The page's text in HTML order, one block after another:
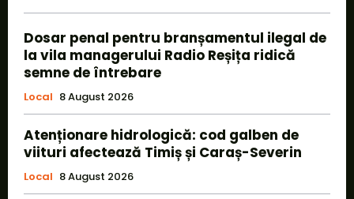
Dosar penal pentru branșamentul ilegal de
la vila managerului Radio Reșița ridică
semne de întrebare
Local 8 August 2026
Atenționare hidrologică: cod galben de
viituri afectează Timiș și Caraș-Severin
Local 8 August 2026